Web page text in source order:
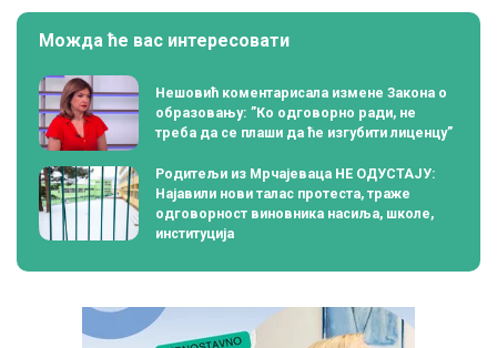
Можда ће вас интересовати
Нешовић коментарисала измене Закона о
образовању: ”Ко одговорно ради, не
треба да се плаши да ће изгубити лиценцу”
Родитељи из Мрчајеваца НЕ ОДУСТАЈУ:
Најавили нови талас протеста, траже
одговорност виновника насиља, школе,
институција